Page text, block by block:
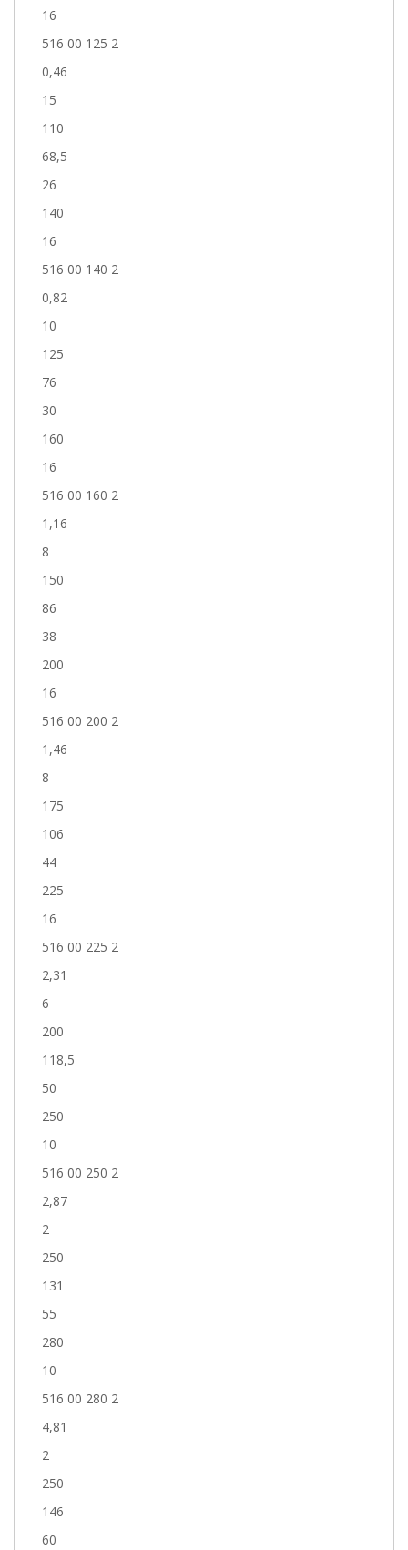
16
516 00 125 2
0,46
15
110
68,5
26
140
16
516 00 140 2
0,82
10
125
76
30
160
16
516 00 160 2
1,16
8
150
86
38
200
16
516 00 200 2
1,46
8
175
106
44
225
16
516 00 225 2
2,31
6
200
118,5
50
250
10
516 00 250 2
2,87
2
250
131
55
280
10
516 00 280 2
4,81
2
250
146
60